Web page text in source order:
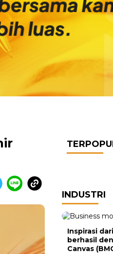
INDUSTRI
Inspirasi
berhasil
Canvas